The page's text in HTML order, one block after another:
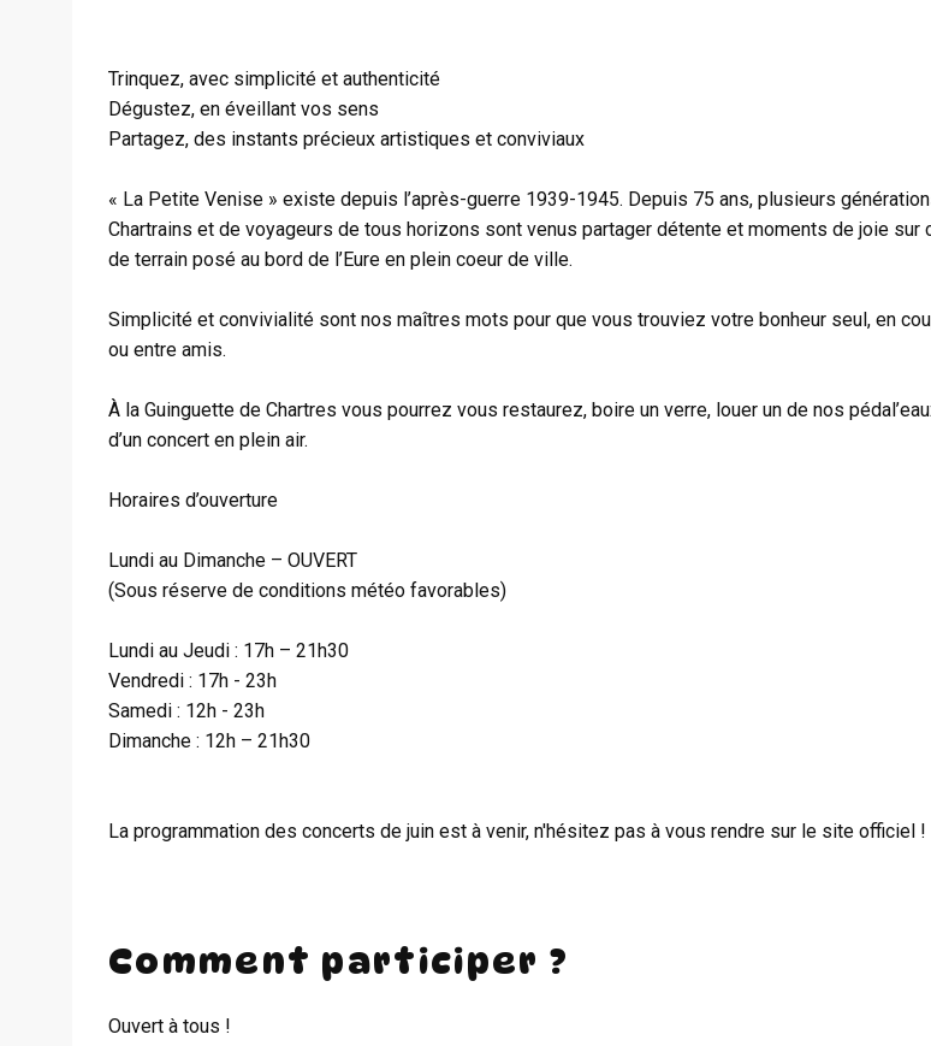
Trinquez, avec simplicité et authenticité
Dégustez, en éveillant vos sens
Partagez, des instants précieux artistiques et conviviaux
« La Petite Venise » existe depuis l’après-guerre 1939-1945. Depuis 75 ans, plusieurs
Chartrains et de voyageurs de tous horizons sont venus partager détente et moments de joie sur
de terrain posé au bord de l’Eure en plein coeur de ville.
Simplicité et convivialité sont nos maîtres mots pour que vous trouviez votre bonheur seul, en
ou entre amis.
À la Guinguette de Chartres vous pourrez vous restaurez, boire un verre, louer un de nos
d’un concert en plein air.
Horaires d’ouverture
Lundi au Dimanche – OUVERT
(Sous réserve de conditions météo favorables)
Lundi au Jeudi : 17h – 21h30
Vendredi : 17h - 23h
Samedi : 12h - 23h
Dimanche : 12h – 21h30
La programmation des concerts de juin est à venir, n'hésitez pas à vous rendre sur le site officiel !
Comment participer ?
Ouvert à tous !